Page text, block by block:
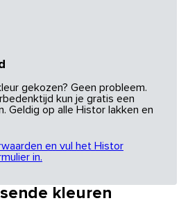
gekozen? Geen probleem.
kun je gratis een
Geldig op alle Histor lakken en
en vul het Histor
in.
kleuren